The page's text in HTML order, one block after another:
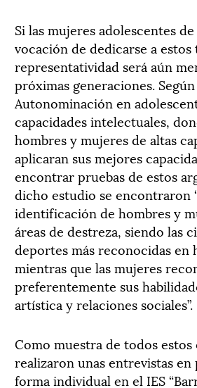
Si las mujeres adolescentes
vocación de dedicarse a estos
representatividad será aún
próximas generaciones.
Autonominación en
capacidades intelectuales,
hombres y mujeres de altas
aplicaran sus mejores
encontrar pruebas de estos
dicho estudio se encontraron
identificación de hombres y
áreas de destreza, siendo las
deportes más reconocidas en
mientras que las mujeres
preferentemente sus
artística y relaciones sociales”.
Como muestra de todos estos
realizaron unas entrevistas
forma individual en el IES